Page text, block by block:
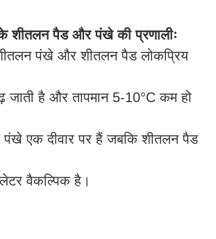
शीतलन पैड और पंखे की प्रणालीः
पंखे और शीतलन पैड लोकप्रिय
जाती है और तापमान 5-10°C कम हो
पंखे एक दीवार पर हैं जबकि शीतलन पैड
वैकल्पिक है।